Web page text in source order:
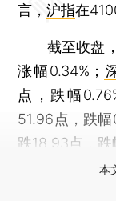
言，沪指在
截至收盘，
涨幅0.34%；
点，跌幅
51.96点，跌幅
跌18.93点，跌
本